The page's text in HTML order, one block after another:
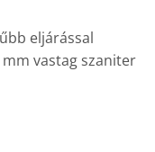
eljárással
vastag szaniter